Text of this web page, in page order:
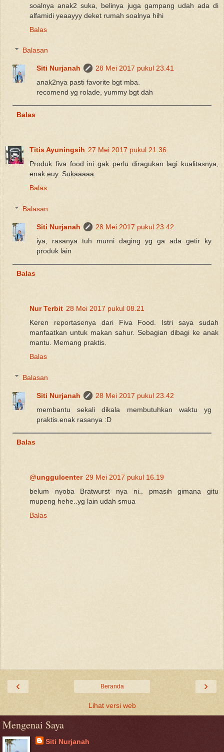
soalnya anak2 suka, belinya juga gampang udah ada di
alfamidi yeaayyy deket rumah soalnya hihi
Balas
Balasan
Siti Nurjanah
28 Mei 2017 pukul 23.41
anak2nya pasti favorite bgt mba.
recomend yg rolade, yummy bgt dah
Balas
Titis Ayuningsih 27 Mei 2017 pukul 21.36
Produk fiva food ini gak perlu diragukan lagi kualitasnya,
enak euy. Sukaaaaa.
Balas
Balasan
Siti Nurjanah
28 Mei 2017 pukul 23.42
iya, rasanya tuh murni daging yg ga ada getir ky
produk lain
Balas
Nur Terbit 28 Mei 2017 pukul 08.21
Keren reportasenya dari Fiva Food. Istri saya sudah
manfaatkan untuk makan sahur. Sebagian dibagi ke anak
mantu. Memang praktis.
Balas
Balasan
Siti Nurjanah
28 Mei 2017 pukul 23.42
membantu sekali dikala membutuhkan waktu yg
praktis.enak rasanya :D
Balas
@unggulcenter 29 Mei 2017 pukul 16.19
belum nyoba Bratwurst nya ni.. pmasih gimana gitu
mupeng hehe..yg lain udah smua
Balas
‹ ›
Beranda
Lihat versi web
Mengenai Saya
Siti Nurjanah